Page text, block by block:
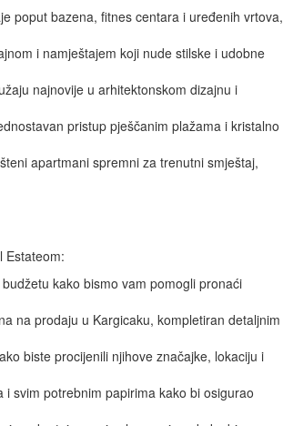
poput bazena, fitnes centara i uređenih vrtova,
i namještajem koji nude stilske i udobne
najnovije u arhitektonskom dizajnu i
pristup pješčanim plažama i kristalno
apartmani spremni za trenutni smještaj,
Estateom:
kako bismo vam pomogli pronaći
na prodaju u Kargicaku, kompletiran detaljnim
biste procijenili njihove značajke, lokaciju i
svim potrebnim papirima kako bi osigurao